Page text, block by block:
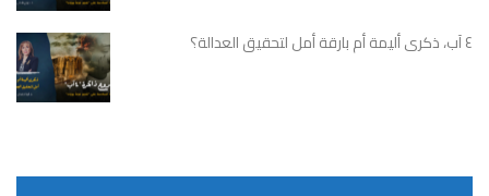
٤ آب، ذكرى أليمة أم بارقة أمل لتحقيق العدالة؟